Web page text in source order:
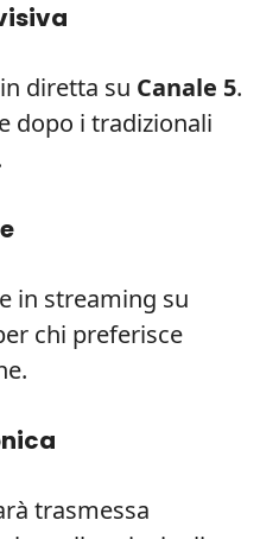
diretta su Canale 5.
dopo i tradizionali
in streaming su
chi preferisce
trasmessa